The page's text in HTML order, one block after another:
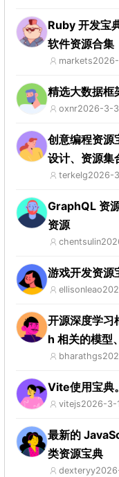
Ruby 开发宝
软件资源合集
markets
精选大数据框
oxnr2026-3-
创意编程资源
设计、资源集
terkelg2026-
GraphQL 资
资源
chentsulin
游戏开发资源
ellisonleao
开源深度学
h 相关的模型
bharathgs
Vite使用宝典
vitejs2026-3-
最新的
类资源宝典
dexteryy